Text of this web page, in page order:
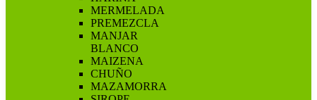
MERMELADA
PREMEZCLA
MANJAR
BLANCO
MAIZENA
CHUÑO
MAZAMORRA